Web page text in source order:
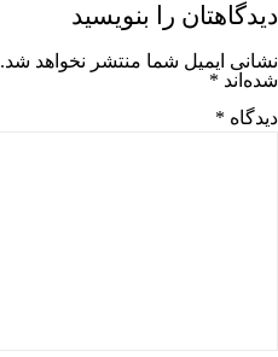
دیدگاهتان را بنویسید
نشانی ایمیل شما منتشر نخواهد شد.
شده‌اند *
دیدگاه *